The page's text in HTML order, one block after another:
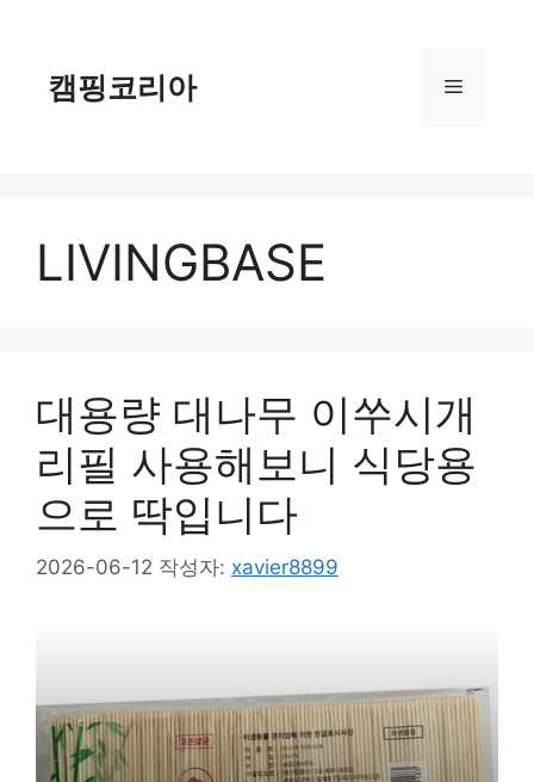
캠핑코리아 메
LIVINGBASE
대용량 대나무 이쑤시개
리필 사용해보니 식당용
으로 딱입니다
2026-06-12 작성자: xavier8899